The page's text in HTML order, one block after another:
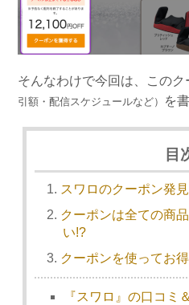
そんなわけで今回は、この
引額・配信スケジュールなど）
を
目
スワロのクーポン発見
クーポンは全ての商
い!?
クーポンを使ってお
『スワロ』の口コミ